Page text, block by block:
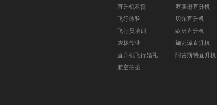
直升机租赁
飞行体验
飞行员培训
农林作业
直升机飞行婚礼
航空拍摄
罗宾逊直升机
贝尔直升机
欧洲直升机
施瓦泽直升机
阿古斯特直升机